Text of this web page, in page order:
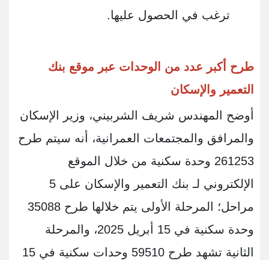
ترغب في الحصول عليها.
طرح أكبر عدد من الوحدات عبر موقع بنك
التعمير والإسكان
أوضح المهندس شريف الشربيني، وزير الإسكان
والمرافق والمجتمعات العمرانية، أنه سيتم طرح
261253 وحدة سكنية من خلال الموقع
الإلكتروني لـ بنك التعمير والإسكان على 5
مراحل؛ المرحلة الأولى يتم خلالها طرح 35088
وحدة سكنية في 15 أبريل 2025، والمرحلة
الثانية تشهد طرح 59510 وحدات سكنية في 15